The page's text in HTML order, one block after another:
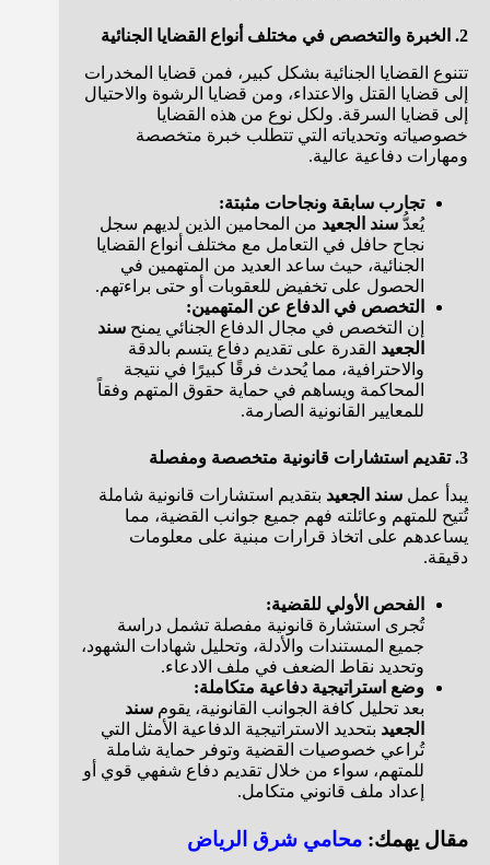
2. الخبرة والتخصص في مختلف أنواع القضايا الجنائية
تتنوع القضايا الجنائية بشكل كبير، فمن قضايا المخدرات
إلى قضايا القتل والاعتداء، ومن قضايا الرشوة والاحتيال
إلى قضايا السرقة. ولكل نوع من هذه القضايا
خصوصياته وتحدياته التي تتطلب خبرة متخصصة
ومهارات دفاعية عالية.
تجارب سابقة ونجاحات مثبتة:
يُعدُّ سند الجعيد من المحامين الذين لديهم سجل
نجاح حافل في التعامل مع مختلف أنواع القضايا
الجنائية، حيث ساعد العديد من المتهمين في
الحصول على تخفيض للعقوبات أو حتى براءتهم.
التخصص في الدفاع عن المتهمين:
إن التخصص في مجال الدفاع الجنائي يمنح سند
الجعيد القدرة على تقديم دفاع يتسم بالدقة
والاحترافية، مما يُحدث فرقًا كبيرًا في نتيجة
المحاكمة ويساهم في حماية حقوق المتهم وفقاً
للمعايير القانونية الصارمة.
3. تقديم استشارات قانونية متخصصة ومفصلة
يبدأ عمل سند الجعيد بتقديم استشارات قانونية شاملة
تُتيح للمتهم وعائلته فهم جميع جوانب القضية، مما
يساعدهم على اتخاذ قرارات مبنية على معلومات
دقيقة.
الفحص الأولي للقضية:
تُجرى استشارة قانونية مفصلة تشمل دراسة
جميع المستندات والأدلة، وتحليل شهادات الشهود،
وتحديد نقاط الضعف في ملف الادعاء.
وضع استراتيجية دفاعية متكاملة:
بعد تحليل كافة الجوانب القانونية، يقوم سند
الجعيد بتحديد الاستراتيجية الدفاعية الأمثل التي
تُراعي خصوصيات القضية وتوفر حماية شاملة
للمتهم، سواء من خلال تقديم دفاع شفهي قوي أو
إعداد ملف قانوني متكامل.
مقال يهمك: محامي شرق الرياض